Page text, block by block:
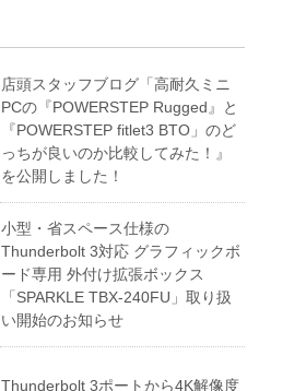
店頭スタッフブログ「高耐久ミニ
PCの『POWERSTEP Rugged』と
『POWERSTEP fitlet3 BTO」のど
っちが良いのか比較してみた！』
を公開しました！
小型・省スペース仕様の
Thunderbolt 3対応 グラフィックボ
ード専用 外付け拡張ボックス
「SPARKLE TBX-240FU」取り扱
い開始のお知らせ
Thunderbolt 3ポートから4K解像度